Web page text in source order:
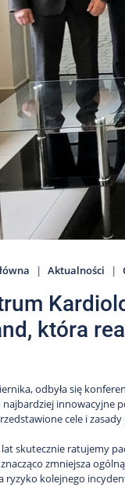
Aktualności
która
odbyła się
innowacyjne
cele i zasady
skutecznie ratujemy
zmniejsza
ryzyko kolejnego